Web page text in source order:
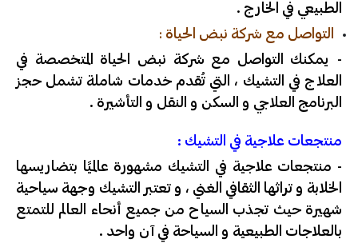
الطبيعي في الخارج .
التواصل مع شركة نبض الحياة :
- يمكنك التواصل مع شركة نبض الحياة المتخصصة في
العلاج في التشيك ، التي تُقدم خدمات شاملة تشمل حجز
البرنامج العلاجي و السكن و النقل و التأشيرة .
منتجعات علاجية في التشيك :
- منتجعات علاجية في التشيك مشهورة عالميًا بتضاريسها
الخلابة و تراثها الثقافي الغني ، و تعتبر التشيك وجهة سياحية
شهيرة حيث تجذب السياح من جميع أنحاء العالم للتمتع
بالعلاجات الطبيعية و السياحة في آن واحد .